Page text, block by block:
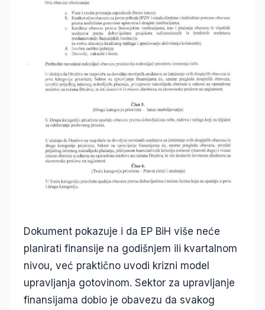
Dokument pokazuje i da EP BiH više neće
planirati finansije na godišnjem ili kvartalnom
nivou, već praktično uvodi krizni model
upravljanja gotovinom. Sektor za upravljanje
finansijama dobio je obavezu da svakog